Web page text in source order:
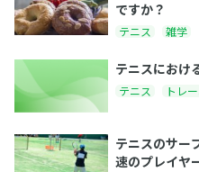
ですか？
テニス 雑学
テニスにおけ
テニス トレ
テニスのサー
速のプレイヤ